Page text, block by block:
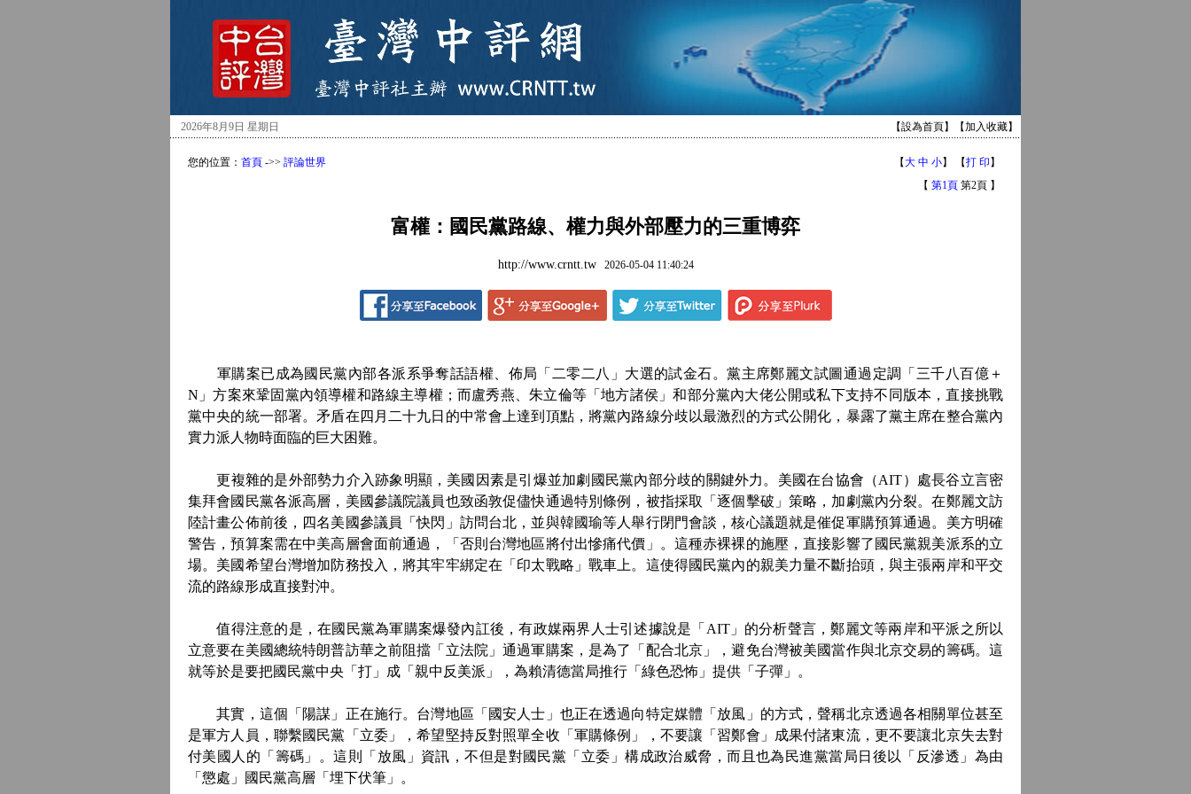
2026年8月9日 星期日 【設為首頁】【加入收藏】
您的位置： 首頁 ->> 評論世界 【大 中 小】 【打 印 】
【 第1頁 第2頁 】
富權：國民黨路線、權力與外部壓力的三重博弈
http://www.crntt.tw2026-05-04 11:40:24
軍購案已成為國民黨內部各派系爭奪話語權、佈局「二零二八」大選的試金石。黨主席鄭麗文試圖通過定調「三千八百億＋
N」方案來鞏固黨內領導權和路線主導權；而盧秀燕、朱立倫等「地方諸侯」和部分黨內大佬公開或私下支持不同版本，直接挑戰
黨中央的統一部署。矛盾在四月二十九日的中常會上達到頂點，將黨內路線分歧以最激烈的方式公開化，暴露了黨主席在整合黨內
實力派人物時面臨的巨大困難。
更複雜的是外部勢力介入跡象明顯，美國因素是引爆並加劇國民黨內部分歧的關鍵外力。美國在台協會（AIT）處長谷立言密
集拜會國民黨各派高層，美國參議院議員也致函敦促儘快通過特別條例，被指採取「逐個擊破」策略，加劇黨內分裂。在鄭麗文訪
陸計畫公佈前後，四名美國參議員「快閃」訪問台北，並與韓國瑜等人舉行閉門會談，核心議題就是催促軍購預算通過。美方明確
警告，預算案需在中美高層會面前通過，「否則台灣地區將付出慘痛代價」。這種赤裸裸的施壓，直接影響了國民黨親美派系的立
場。美國希望台灣增加防務投入，將其牢牢綁定在「印太戰略」戰車上。這使得國民黨內的親美力量不斷抬頭，與主張兩岸和平交
流的路線形成直接對沖。
值得注意的是，在國民黨為軍購案爆發內訌後，有政媒兩界人士引述據說是「AIT」的分析聲言，鄭麗文等兩岸和平派之所以
立意要在美國總統特朗普訪華之前阻擋「立法院」通過軍購案，是為了「配合北京」，避免台灣被美國當作與北京交易的籌碼。這
就等於是要把國民黨中央「打」成「親中反美派」，為賴清德當局推行「綠色恐怖」提供「子彈」。
其實，這個「陽謀」正在施行。台灣地區「國安人士」也正在透過向特定媒體「放風」的方式，聲稱北京透過各相關單位甚至
是軍方人員，聯繫國民黨「立委」，希望堅持反對照單全收「軍購條例」，不要讓「習鄭會」成果付諸東流，更不要讓北京失去對
付美國人的「籌碼」。這則「放風」資訊，不但是對國民黨「立委」構成政治威脅，而且也為民進黨當局日後以「反滲透」為由
「懲處」國民黨高層「埋下伏筆」。